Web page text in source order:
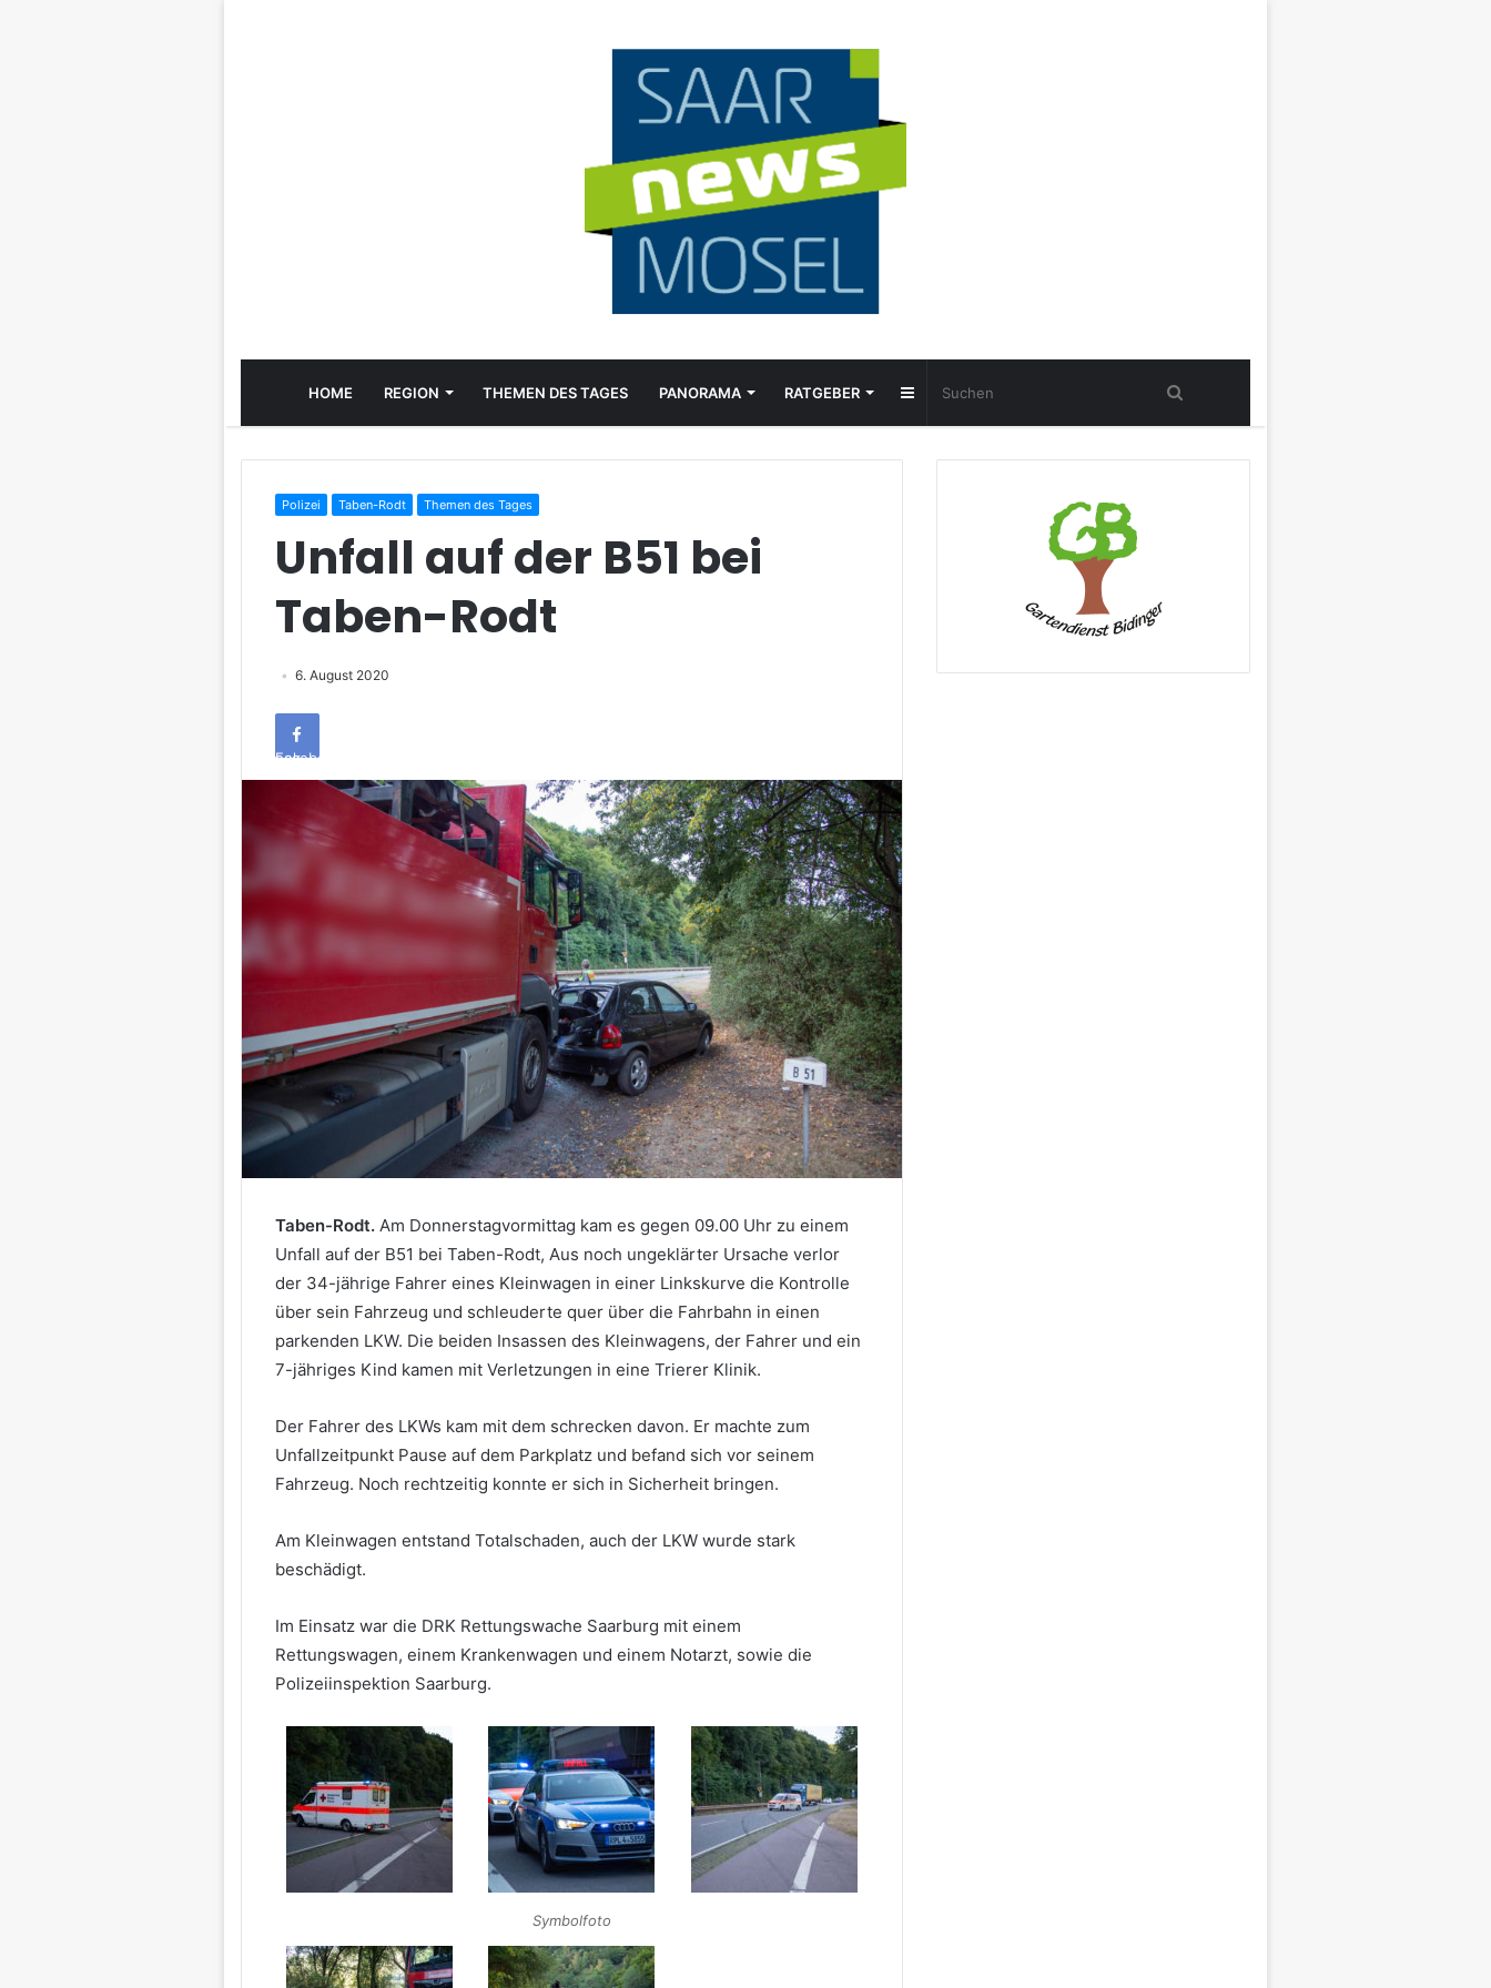
HOME REGION THEMEN DES TAGES PANORAMA RATGEBER Sidebar
Polizei Taben-Rodt Themen des Tages
Unfall auf der B51 bei
Taben-Rodt
6. August 2020
Facebook
Taben-Rodt.Am Donnerstagvormittag kam es gegen 09.00 Uhr zu einem
Unfall auf der B51 bei Taben-Rodt, Aus noch ungeklärter Ursache verlor
der 34-jährige Fahrer eines Kleinwagen in einer Linkskurve die Kontrolle
über sein Fahrzeug und schleuderte quer über die Fahrbahn in einen
parkenden LKW. Die beiden Insassen des Kleinwagens, der Fahrer und ein
7-jähriges Kind kamen mit Verletzungen in eine Trierer Klinik.
Der Fahrer des LKWs kam mit dem schrecken davon. Er machte zum
Unfallzeitpunkt Pause auf dem Parkplatz und befand sich vor seinem
Fahrzeug. Noch rechtzeitig konnte er sich in Sicherheit bringen.
Am Kleinwagen entstand Totalschaden, auch der LKW wurde stark
beschädigt.
Im Einsatz war die DRK Rettungswache Saarburg mit einem
Rettungswagen, einem Krankenwagen und einem Notarzt, sowie die
Polizeiinspektion Saarburg.
Symbolfoto